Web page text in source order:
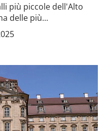
più piccole dell'Alto
delle più...